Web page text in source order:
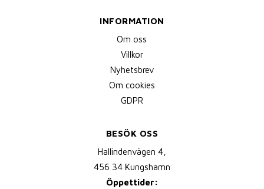
INFORMATION
Om oss
Villkor
Nyhetsbrev
Om cookies
GDPR
BESÖK OSS
Hallindenvägen 4,
456 34 Kungshamn
Öppettider: